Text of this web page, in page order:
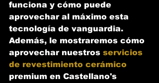
funciona y cómo puede
aprovechar al máximo esta
tecnología de vanguardia.
Además, le mostraremos cómo
aprovechar nuestros servicios
de revestimiento cerámico
premium en Castellano's